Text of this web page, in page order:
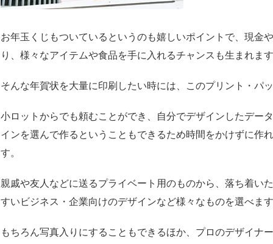
お年玉くじもついているというのも嬉しいポイントで、現金
り、様々なアイテムや食品を手に入れるチャンスも生まれます
そんな年賀状を大量に印刷したい時には、このプリント・パ
小ロットからでも頼むことができ、自分でデザインしたデー
インを選んで作るということもできるため時間をかけずに作
す。
親戚や友人などに送るプライベート用のものから、落ち着い
すいビジネス・企業向けのデザインなど様々なものを選べます
もちろん写真入りにすることもできるほか、プロのデザイナ